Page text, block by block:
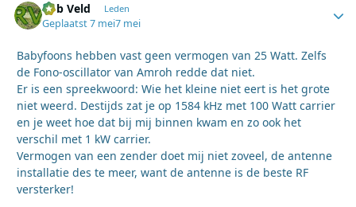
Rob Veld Leden
Geplaatst7 mei7 mei
Babyfoons hebben vast geen vermogen van 25 Watt. Zelfs
de Fono-oscillator van Amroh redde dat niet.
Er is een spreekwoord: Wie het kleine niet eert is het grote
niet weerd. Destijds zat je op 1584 kHz met 100 Watt carrier
en je weet hoe dat bij mij binnen kwam en zo ook het
verschil met 1 kW carrier.
Vermogen van een zender doet mij niet zoveel, de antenne
installatie des te meer, want de antenne is de beste RF
versterker!